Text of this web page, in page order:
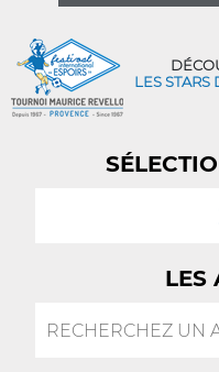
LES
LES